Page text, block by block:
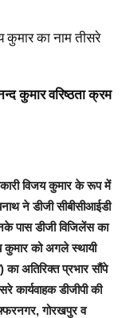
का नाम तीसरे
कुमार वरिष्ठता क्रम
विजय कुमार के रूप में
ने डीजी सीबीसीआईडी
पास डीजी विजिलेंस का
को अगले स्थायी
का अतिरिक्त प्रभार सौंपे
कार्यवाहक डीजीपी की
गोरखपुर व